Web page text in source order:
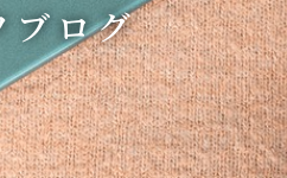
ブログ